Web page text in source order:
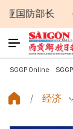
部长 党
SGGP Online
经济